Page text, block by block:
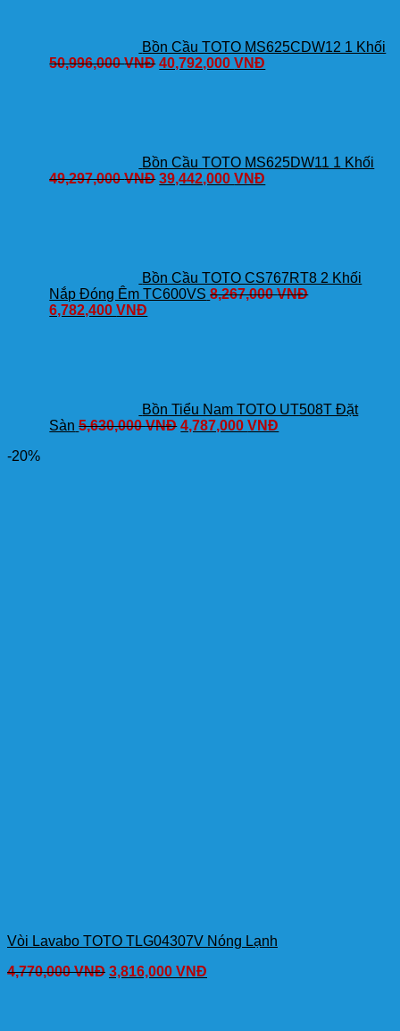
Bồn Cầu TOTO MS625CDW12 1 Khối
50,996,000VNĐ 40,792,000VNĐ
Bồn Cầu TOTO MS625DW11 1 Khối
49,297,000VNĐ 39,442,000VNĐ
Bồn Cầu TOTO CS767RT8 2 Khối
Nắp Đóng Êm TC600VS 8,267,000VNĐ
6,782,400VNĐ
Bồn Tiểu Nam TOTO UT508T Đặt
Sàn 5,630,000VNĐ 4,787,000VNĐ
-20%
Vòi Lavabo TOTO TLG04307V Nóng Lạnh
4,770,000VNĐ 3,816,000 VNĐ